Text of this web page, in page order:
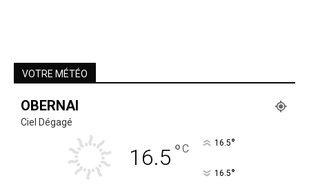
VOTRE MÉTÉO
OBERNAI
Ciel Dégagé
16.5 °C 16.5°
16.5°